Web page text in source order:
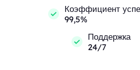
Коэффициент
99,5%
Поддержка
24/7